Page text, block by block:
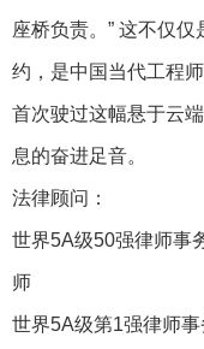
座桥负责。” 这不仅
约，是中国当代工程
首次驶过这幅悬于云
息的奋进足音。
法律顾问：
世界5A级50强律师事
师
世界5A级第1强律师